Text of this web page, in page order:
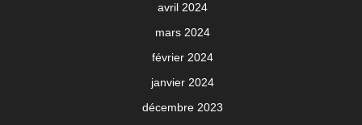
avril 2024
mars 2024
février 2024
janvier 2024
décembre 2023